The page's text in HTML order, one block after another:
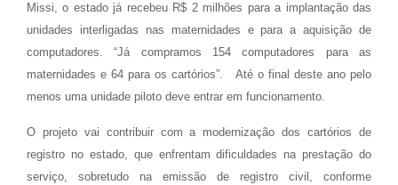
Missi, o estado já recebeu R$ 2 milhões para a implantação das
unidades interligadas nas maternidades e para a aquisição de
computadores. “Já compramos 154 computadores para as
maternidades e 64 para os cartórios”. Até o final deste ano pelo
menos uma unidade piloto deve entrar em funcionamento.
O projeto vai contribuir com a modernização dos cartórios de
registro no estado, que enfrentam dificuldades na prestação do
serviço, sobretudo na emissão de registro civil, conforme